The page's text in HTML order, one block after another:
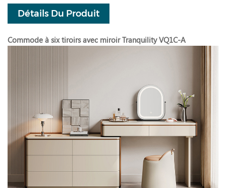
Détails Du Produit
Commode à six tiroirs avec miroir Tranquility VQ1C-A